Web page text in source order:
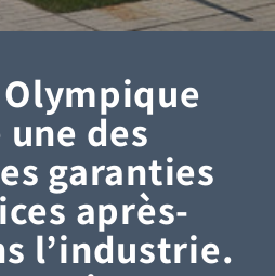
des
garanties
après-
l’industrie.